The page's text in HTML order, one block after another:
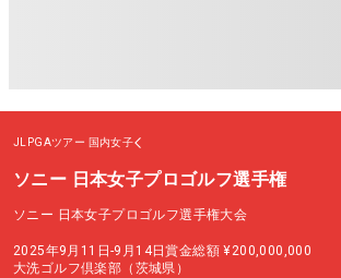
JLPGAツアー 国内女子
ソニー 日本女子プロゴルフ選手権
ソニー 日本女子プロゴルフ選手権大会
2025年9月11日-9月14日賞金総額 ¥200,000,000
大洗ゴルフ倶楽部（茨城県）